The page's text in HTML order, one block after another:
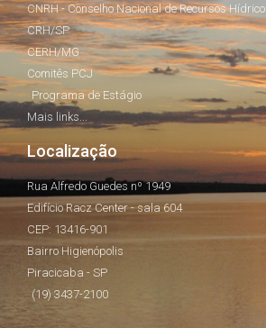
CNRH - Conselho Nacional de Recursos
CRH/SP
CERH/MG
Comitês PCJ
Programa de Estágio
Mais links...
Localização
Rua Alfredo Guedes nº 1949
Edifício Racz Center - sala 604
CEP: 13416-901
Bairro Higienópolis
Piracicaba - SP
(19) 3437-2100